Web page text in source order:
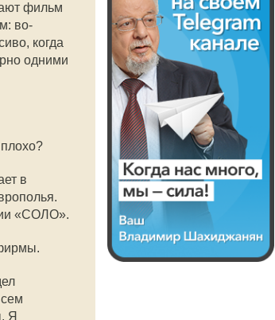
фильм
во-
когда
одними
в
«СОЛО».
Я